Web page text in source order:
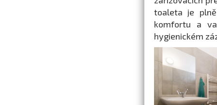
toaleta je
komfortu a
hygienickém